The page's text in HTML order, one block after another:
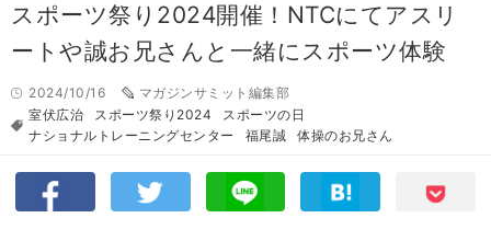
スポーツ祭り2024開催！NTCにてアスリ
ートや誠お兄さんと一緒にスポーツ体験
2024/10/16
マガジンサミット編集部
室伏広治
スポーツ祭り2024
スポーツの日
ナショナルトレーニングセンター
福尾誠 体操のお兄さん